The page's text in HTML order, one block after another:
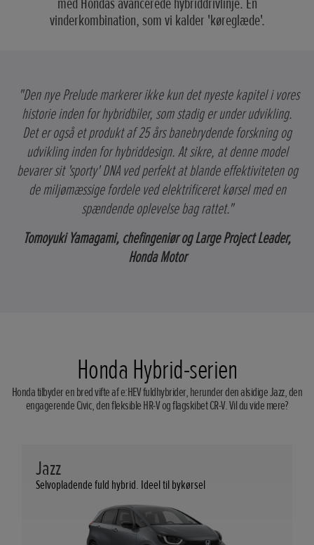
vinderkombination, som vi kalder 'køreglæde'.
"Den nye Prelude markerer ikke kun det nyeste kapitel i vores
historie inden for hybridbiler, som stadig er under udvikling.
Det er også et produkt af 25 års banebrydende forskning og
udvikling inden for hybriddesign. At sikre, at denne model
bevarer sit 'sporty' DNA ved perfekt at blande effektiviteten og
de miljømæssige fordele ved elektrificeret kørsel med en
spændende oplevelse bag rattet."
Tomoyuki Yamagami, chefingeniør og Large Project Leader,
Honda Motor
Honda Hybrid-serien
Honda tilbyder en bred vifte af e:HEV fuldhybrider, herunder den alsidige Jazz, den
engagerende Civic, den fleksible HR-V og flagskibet CR-V. Vil du vide mere?
Jazz
Selvopladende fuld hybrid. Ideel til bykørsel